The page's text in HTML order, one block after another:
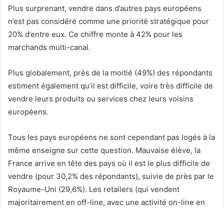
Plus surprenant, vendre dans d’autres pays européens
n’est pas considéré comme une priorité stratégique pour
20% d’entre eux. Ce chiffre monte à 42% pour les
marchands multi-canal.
Plus globalement, près de la moitié (49%) des répondants
estiment également qu’il est difficile, voire très difficile de
vendre leurs produits ou services chez leurs voisins
européens.
Tous les pays européens ne sont cependant pas logés à la
même enseigne sur cette question. Mauvaise élève, la
France arrive en tête des pays où il est le plus difficile de
vendre (pour 30,2% des répondants), suivie de près par le
Royaume-Uni (29,6%). Les retailers (qui vendent
majoritairement en off-line, avec une activité on-line en